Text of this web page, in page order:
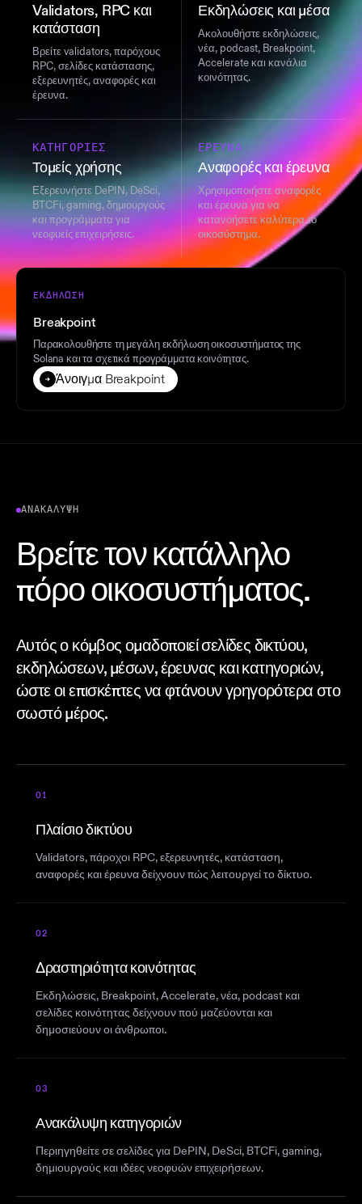
Validators, RPC και
κατάσταση
Βρείτε validators, παρόχους
RPC, σελίδες κατάστασης,
εξερευνητές, αναφορές και
έρευνα.
Εκδηλώσεις και μέσα
Ακολουθήστε εκδηλώσεις,
νέα, podcast, Breakpoint,
Accelerate και κανάλια
κοινότητας.
ΚΑΤΗΓΟΡΊΕΣ
Τομείς χρήσης
Εξερευνήστε DePIN, DeSci,
BTCFi, gaming, δημιουργούς
και προγράμματα για
νεοφυείς επιχειρήσεις.
ΈΡΕΥΝΑ
Αναφορές και έρευνα
Χρησιμοποιήστε αναφορές
και έρευνα για να
κατανοήσετε καλύτερα το
οικοσύστημα.
ΕΚΔΉΛΩΣΗ
Breakpoint
Παρακολουθήστε τη μεγάλη εκδήλωση οικοσυστήματος της
Solana και τα σχετικά προγράμματα κοινότητας.
Άνοιγμα Breakpoint
ΑΝΑΚΆΛΥΨΗ
Βρείτε τον κατάλληλο
πόρο οικοσυστήματος.
Αυτός ο κόμβος ομαδοποιεί σελίδες δικτύου,
εκδηλώσεων, μέσων, έρευνας και κατηγοριών,
ώστε οι επισκέπτες να φτάνουν γρηγορότερα στο
σωστό μέρος.
01
Πλαίσιο δικτύου
Validators, πάροχοι RPC, εξερευνητές, κατάσταση,
αναφορές και έρευνα δείχνουν πώς λειτουργεί το δίκτυο.
02
Δραστηριότητα κοινότητας
Εκδηλώσεις, Breakpoint, Accelerate, νέα, podcast και
σελίδες κοινότητας δείχνουν πού μαζεύονται και
δημοσιεύουν οι άνθρωποι.
03
Ανακάλυψη κατηγοριών
Περιηγηθείτε σε σελίδες για DePIN, DeSci, BTCFi, gaming,
δημιουργούς και ιδέες νεοφυών επιχειρήσεων.